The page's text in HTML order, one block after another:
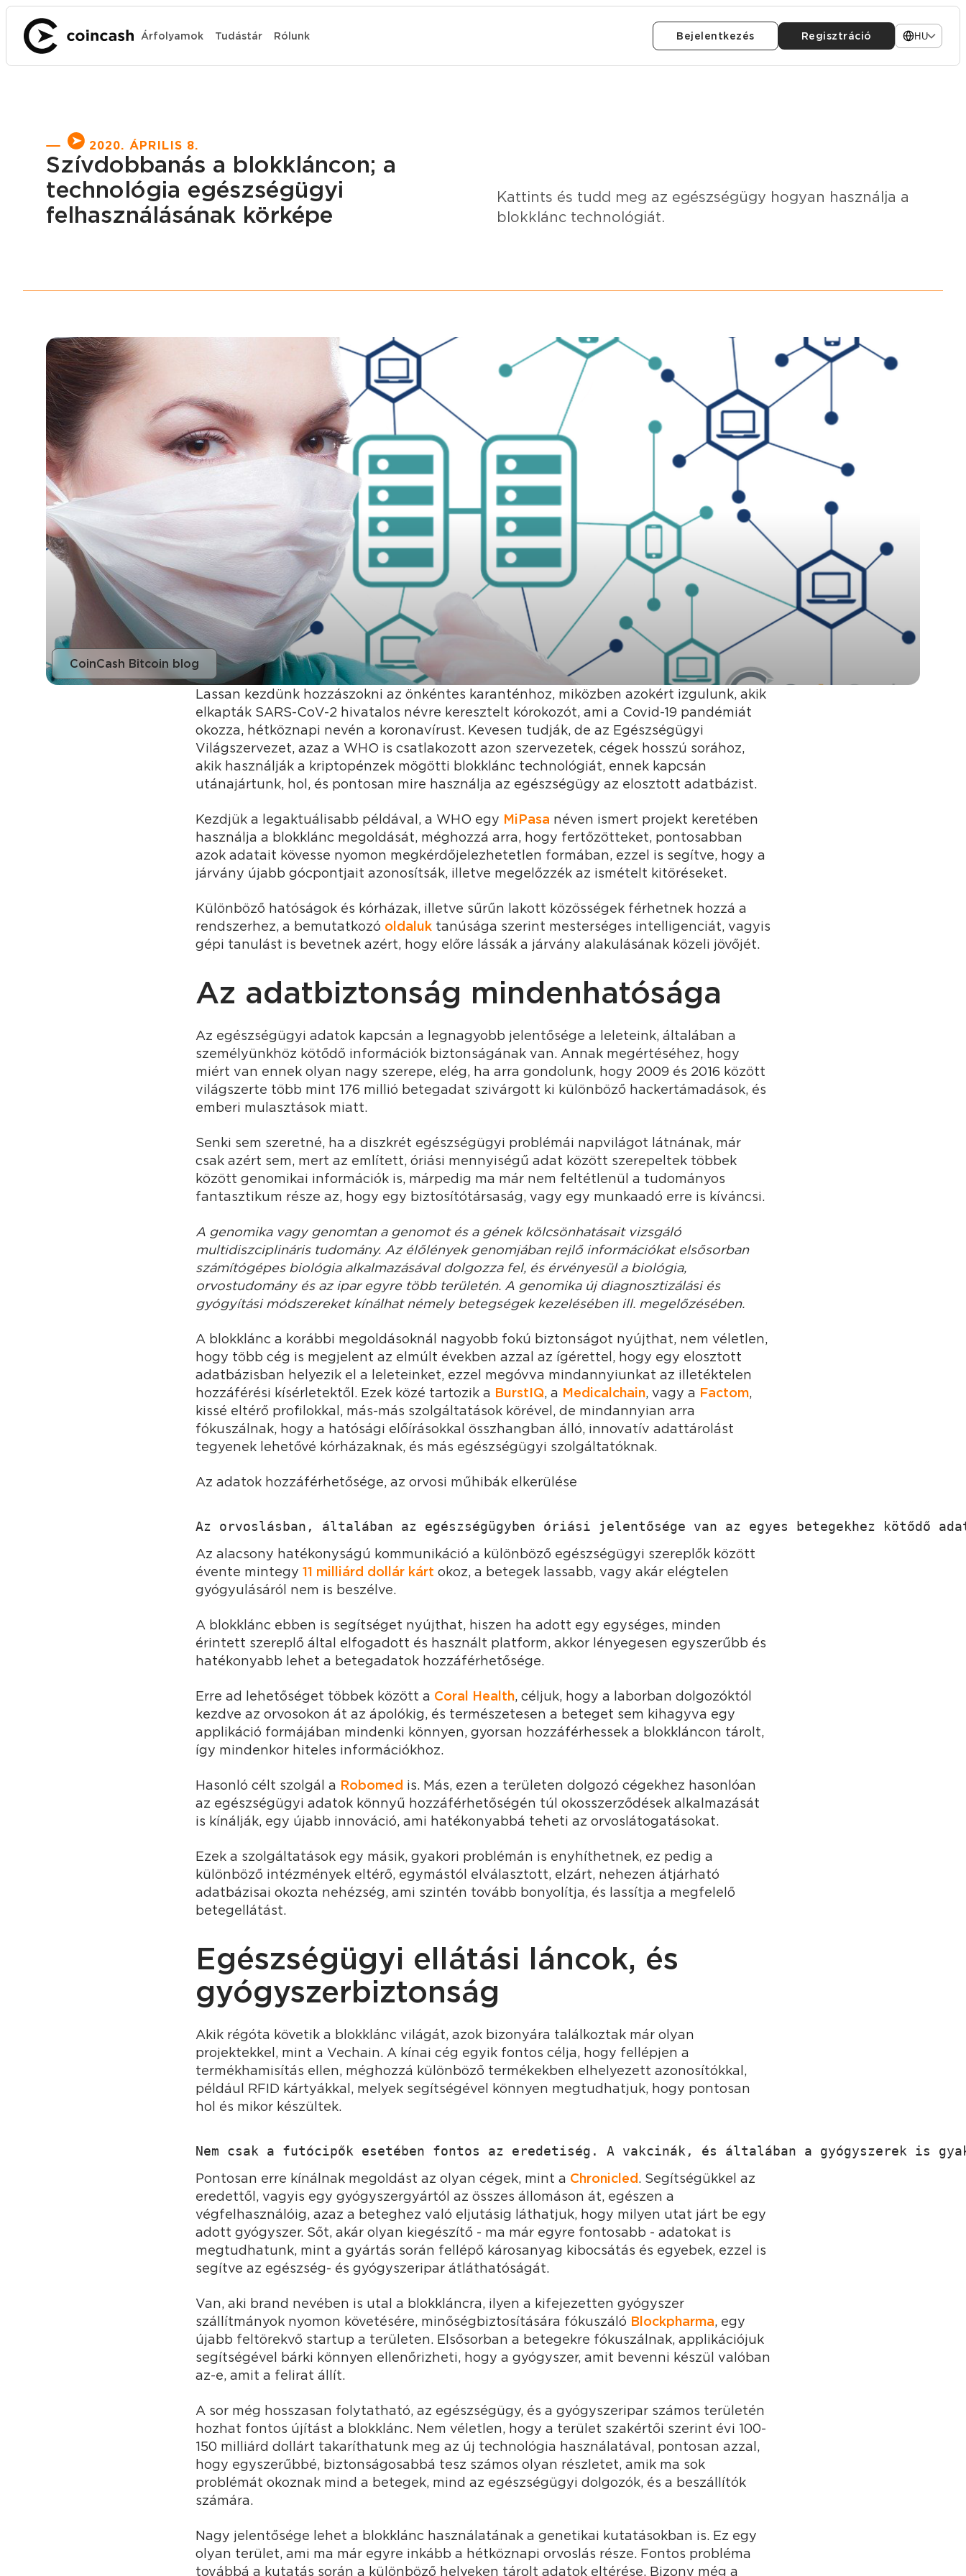
Árfolyamok Tudástár Rólunk Bejelentkezés Regisztráció HU
2020. ÁPRILIS 8.
Szívdobbanás a blokkláncon; a
technológia egészségügyi
felhasználásának körképe
Kattints és tudd meg az egészségügy hogyan használja a
blokklánc technológiát.
CoinCash Bitcoin blog
Lassan kezdünk hozzászokni az önkéntes karanténhoz, miközben azokért izgulunk, akik
elkapták SARS-CoV-2 hivatalos névre keresztelt kórokozót, ami a Covid-19 pandémiát
okozza, hétköznapi nevén a koronavírust. Kevesen tudják, de az Egészségügyi
Világszervezet, azaz a WHO is csatlakozott azon szervezetek, cégek hosszú sorához,
akik használják a kriptopénzek mögötti blokklánc technológiát, ennek kapcsán
utánajártunk, hol, és pontosan mire használja az egészségügy az elosztott adatbázist.
Kezdjük a legaktuálisabb példával, a WHO egy MiPasa néven ismert projekt keretében
használja a blokklánc megoldását, méghozzá arra, hogy fertőzötteket, pontosabban
azok adatait kövesse nyomon megkérdőjelezhetetlen formában, ezzel is segítve, hogy a
járvány újabb gócpontjait azonosítsák, illetve megelőzzék az ismételt kitöréseket.
Különböző hatóságok és kórházak, illetve sűrűn lakott közösségek férhetnek hozzá a
rendszerhez, a bemutatkozó oldaluk tanúsága szerint mesterséges intelligenciát, vagyis
gépi tanulást is bevetnek azért, hogy előre lássák a járvány alakulásának közeli jövőjét.
Az adatbiztonság mindenhatósága
Az egészségügyi adatok kapcsán a legnagyobb jelentősége a leleteink, általában a
személyünkhöz kötődő információk biztonságának van. Annak megértéséhez, hogy
miért van ennek olyan nagy szerepe, elég, ha arra gondolunk, hogy 2009 és 2016 között
világszerte több mint 176 millió betegadat szivárgott ki különböző hackertámadások, és
emberi mulasztások miatt.
Senki sem szeretné, ha a diszkrét egészségügyi problémái napvilágot látnának, már
csak azért sem, mert az említett, óriási mennyiségű adat között szerepeltek többek
között genomikai információk is, márpedig ma már nem feltétlenül a tudományos
fantasztikum része az, hogy egy biztosítótársaság, vagy egy munkaadó erre is kíváncsi.
A genomika vagy genomtan a genomot és a gének kölcsönhatásait vizsgáló
multidiszciplináris tudomány. Az élőlények genomjában rejlő információkat elsősorban
számítógépes biológia alkalmazásával dolgozza fel, és érvényesül a biológia,
orvostudomány és az ipar egyre több területén. A genomika új diagnosztizálási és
gyógyítási módszereket kínálhat némely betegségek kezelésében ill. megelőzésében.
A blokklánc a korábbi megoldásoknál nagyobb fokú biztonságot nyújthat, nem véletlen,
hogy több cég is megjelent az elmúlt években azzal az ígérettel, hogy egy elosztott
adatbázisban helyezik el a leleteinket, ezzel megóvva mindannyiunkat az illetéktelen
hozzáférési kísérletektől. Ezek közé tartozik a BurstIQ, a Medicalchain, vagy a Factom,
kissé eltérő profilokkal, más-más szolgáltatások körével, de mindannyian arra
fókuszálnak, hogy a hatósági előírásokkal összhangban álló, innovatív adattárolást
tegyenek lehetővé kórházaknak, és más egészségügyi szolgáltatóknak.
Az adatok hozzáférhetősége, az orvosi műhibák elkerülése
Az orvoslásban, általában az egészségügyben óriási jelentősége van az egyes betegekhez kötődő
Az alacsony hatékonyságú kommunikáció a különböző egészségügyi szereplők között
évente mintegy 11 milliárd dollár kárt okoz, a betegek lassabb, vagy akár elégtelen
gyógyulásáról nem is beszélve.
A blokklánc ebben is segítséget nyújthat, hiszen ha adott egy egységes, minden
érintett szereplő által elfogadott és használt platform, akkor lényegesen egyszerűbb és
hatékonyabb lehet a betegadatok hozzáférhetősége.
Erre ad lehetőséget többek között a Coral Health, céljuk, hogy a laborban dolgozóktól
kezdve az orvosokon át az ápolókig, és természetesen a beteget sem kihagyva egy
applikáció formájában mindenki könnyen, gyorsan hozzáférhessek a blokkláncon tárolt,
így mindenkor hiteles információkhoz.
Hasonló célt szolgál a Robomed is. Más, ezen a területen dolgozó cégekhez hasonlóan
az egészségügyi adatok könnyű hozzáférhetőségén túl okosszerződések alkalmazását
is kínálják, egy újabb innováció, ami hatékonyabbá teheti az orvoslátogatásokat.
Ezek a szolgáltatások egy másik, gyakori problémán is enyhíthetnek, ez pedig a
különböző intézmények eltérő, egymástól elválasztott, elzárt, nehezen átjárható
adatbázisai okozta nehézség, ami szintén tovább bonyolítja, és lassítja a megfelelő
betegellátást.
Egészségügyi ellátási láncok, és
gyógyszerbiztonság
Akik régóta követik a blokklánc világát, azok bizonyára találkoztak már olyan
projektekkel, mint a Vechain. A kínai cég egyik fontos célja, hogy fellépjen a
termékhamisítás ellen, méghozzá különböző termékekben elhelyezett azonosítókkal,
például RFID kártyákkal, melyek segítségével könnyen megtudhatjuk, hogy pontosan
hol és mikor készültek.
Nem csak a futócipők esetében fontos az eredetiség. A vakcinák, és általában a gyógyszerek is
Pontosan erre kínálnak megoldást az olyan cégek, mint a Chronicled. Segítségükkel az
eredettől, vagyis egy gyógyszergyártól az összes állomáson át, egészen a
végfelhasználóig, azaz a beteghez való eljutásig láthatjuk, hogy milyen utat járt be egy
adott gyógyszer. Sőt, akár olyan kiegészítő - ma már egyre fontosabb - adatokat is
megtudhatunk, mint a gyártás során fellépő károsanyag kibocsátás és egyebek, ezzel is
segítve az egészség- és gyógyszeripar átláthatóságát.
Van, aki brand nevében is utal a blokkláncra, ilyen a kifejezetten gyógyszer
szállítmányok nyomon követésére, minőségbiztosítására fókuszáló Blockpharma, egy
újabb feltörekvő startup a területen. Elsősorban a betegekre fókuszálnak, applikációjuk
segítségével bárki könnyen ellenőrizheti, hogy a gyógyszer, amit bevenni készül valóban
az-e, amit a felirat állít.
A sor még hosszasan folytatható, az egészségügy, és a gyógyszeripar számos területén
hozhat fontos újítást a blokklánc. Nem véletlen, hogy a terület szakértői szerint évi 100-
150 milliárd dollárt takaríthatunk meg az új technológia használatával, pontosan azzal,
hogy egyszerűbbé, biztonságosabbá tesz számos olyan részletet, amik ma sok
problémát okoznak mind a betegek, mind az egészségügyi dolgozók, és a beszállítók
számára.
Nagy jelentősége lehet a blokklánc használatának a genetikai kutatásokban is. Ez egy
olyan terület, ami ma már egyre inkább a hétköznapi orvoslás része. Fontos probléma
továbbá a kutatás során a különböző helyeken tárolt adatok eltérése. Bizony még a